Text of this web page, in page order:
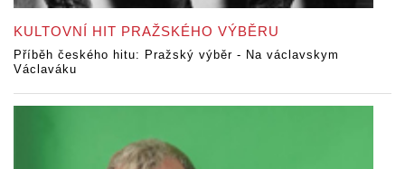
KULTOVNÍ HIT PRAŽSKÉHO VÝBĚRU
Příběh českého hitu: Pražský výběr - Na václavskym
Václaváku